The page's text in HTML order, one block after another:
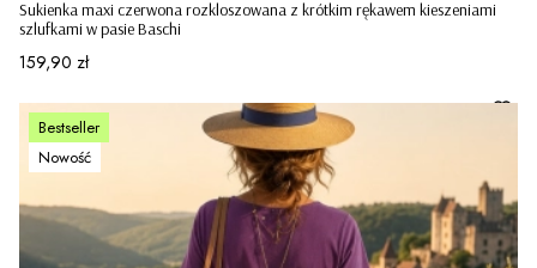
Sukienka maxi czerwona rozkloszowana z krótkim rękawem kieszeniami
szlufkami w pasie Baschi
Cena
159,90 zł
Bestseller
Nowość